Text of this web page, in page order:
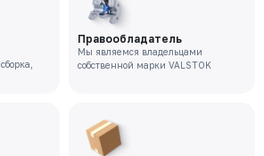
Правообладатель
Мы являемся владельцами
собственной марки VALSTOK